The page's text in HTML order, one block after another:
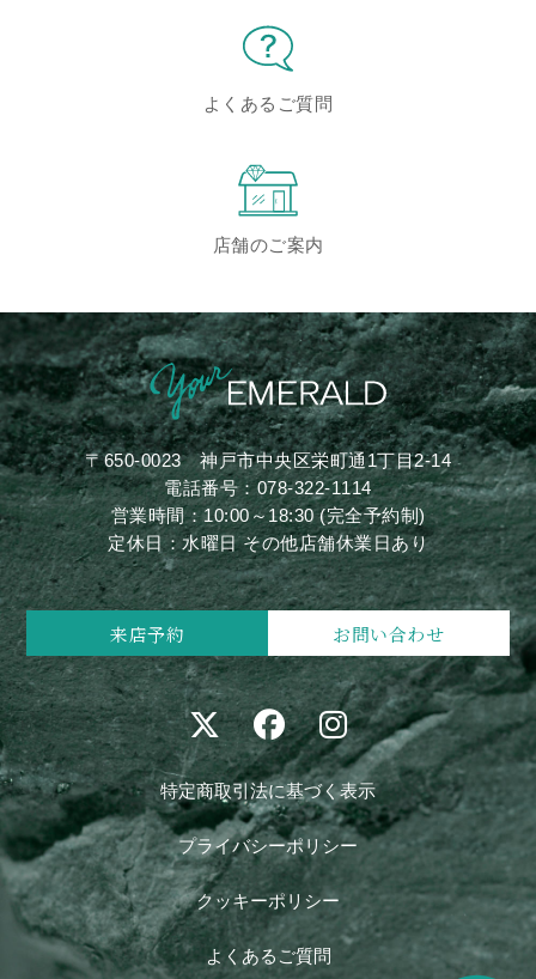
よくあるご質問
店舗のご案内
〒650-0023神戸市中央区栄町通1丁目2-14
電話番号：078-322-1114
営業時間：10:00～18:30 (完全予約制)
定休日：水曜日 その他店舗休業日あり
来店予約 お問い合わせ
特定商取引法に基づく表示
プライバシーポリシー
クッキーポリシー
よくあるご質問